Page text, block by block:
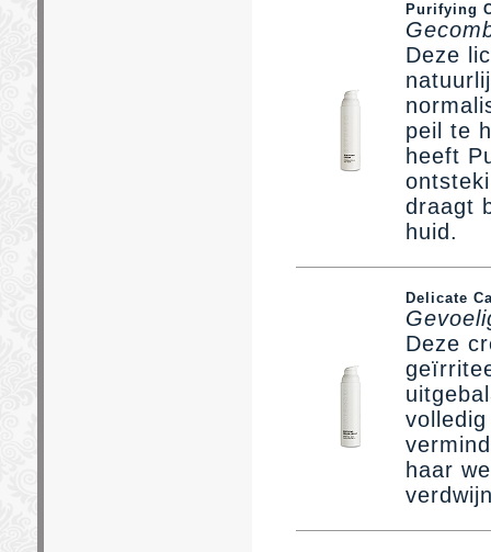
Purifying
Deze
peil te
heeft
draagt
huid.
Delicate
Deze
haar